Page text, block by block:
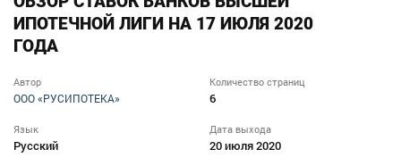
ИПОТЕЧНОЙ ЛИГИ НА 17 ИЮЛЯ 2020
ГОДА
Автор
ООО «РУСИПОТЕКА»
Количество страниц
6
Язык
Русский
Дата выхода
20 июля 2020